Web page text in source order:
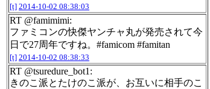
[t] 2014-10-02 08:38:03
RT @famimimi:
ファミコンの快傑ヤンチャ丸が発売されて今
日で27周年ですね。#famicom #famitan
[t] 2014-10-02 08:38:33
RT @tsuredure_bot1:
きのこ派とたけのこ派が、お互いに相手のこ